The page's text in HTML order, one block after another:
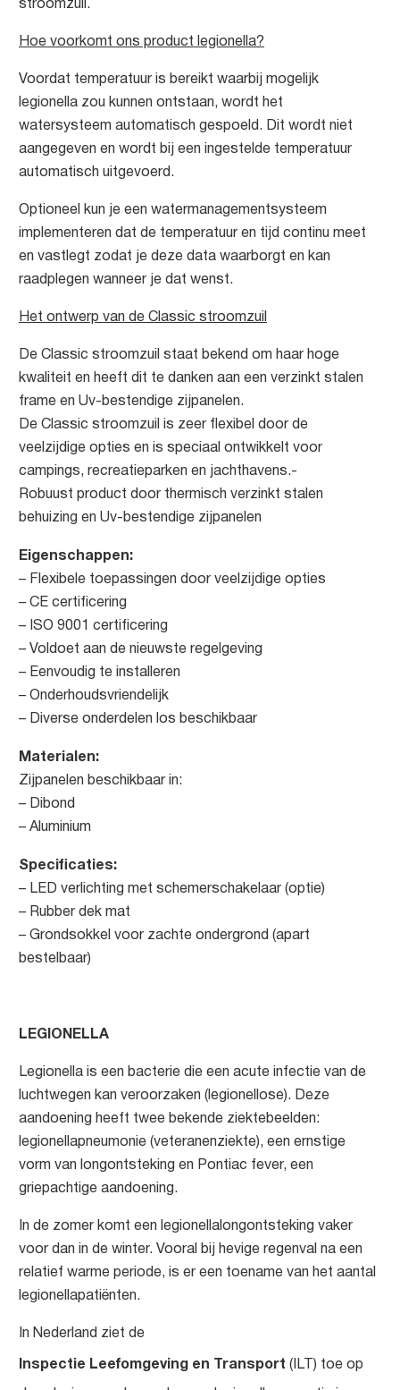
Hoe voorkomt ons product legionella?
Voordat temperatuur is bereikt waarbij mogelijk
legionella zou kunnen ontstaan, wordt het
watersysteem automatisch gespoeld. Dit wordt niet
aangegeven en wordt bij een ingestelde temperatuur
automatisch uitgevoerd.
Optioneel kun je een watermanagementsysteem
implementeren dat de temperatuur en tijd continu meet
en vastlegt zodat je deze data waarborgt en kan
raadplegen wanneer je dat wenst.
Het ontwerp van de Classic stroomzuil
De Classic stroomzuil staat bekend om haar hoge
kwaliteit en heeft dit te danken aan een verzinkt stalen
frame en Uv-bestendige zijpanelen.
De Classic stroomzuil is zeer flexibel door de
veelzijdige opties en is speciaal ontwikkelt voor
campings, recreatieparken en jachthavens.-
Robuust product door thermisch verzinkt stalen
behuizing en Uv-bestendige zijpanelen
Eigenschappen:
– Flexibele toepassingen door veelzijdige opties
– CE certificering
– ISO 9001 certificering
– Voldoet aan de nieuwste regelgeving
– Eenvoudig te installeren
– Onderhoudsvriendelijk
– Diverse onderdelen los beschikbaar
Materialen:
Zijpanelen beschikbaar in:
– Dibond
– Aluminium
Specificaties:
– LED verlichting met schemerschakelaar (optie)
– Rubber dek mat
– Grondsokkel voor zachte ondergrond (apart
bestelbaar)
LEGIONELLA
Legionella is een bacterie die een acute infectie van de
luchtwegen kan veroorzaken (legionellose). Deze
aandoening heeft twee bekende ziektebeelden:
legionellapneumonie (veteranenziekte), een ernstige
vorm van longontsteking en Pontiac fever, een
griepachtige aandoening.
In de zomer komt een legionellalongontsteking vaker
voor dan in de winter. Vooral bij hevige regenval na een
relatief warme periode, is er een toename van het aantal
legionellapatiënten.
In Nederland ziet de
Inspectie Leefomgeving en Transport (ILT) toe op